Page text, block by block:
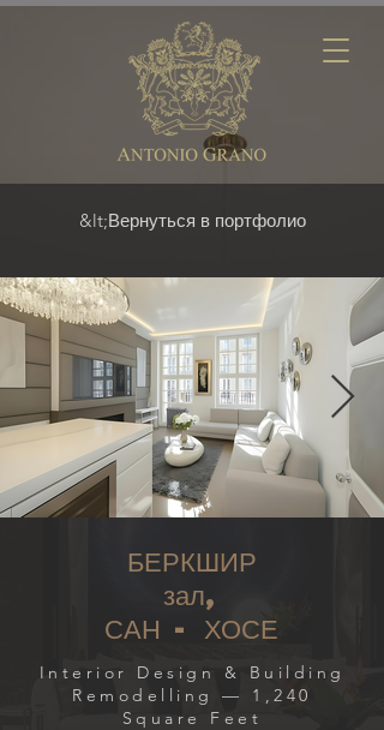
&lt;Вернуться в портфолио
БЕРКШИР
зал,
САН - ХОСЕ
Interior Design & Building
Remodelling — 1,240
Square Feet